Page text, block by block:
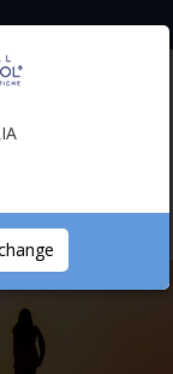
alla mailing list